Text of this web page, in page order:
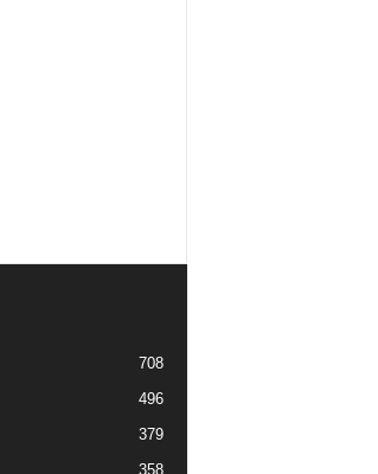
708
496
379
358